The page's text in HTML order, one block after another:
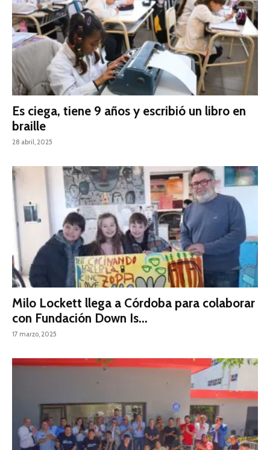
Es ciega, tiene 9 años y escribió un libro en
braille
28 abril, 2025
Milo Lockett llega a Córdoba para colaborar
con Fundación Down Is...
17 marzo, 2025